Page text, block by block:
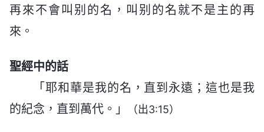
再來不會叫别的名，叫别的名就不是主的再
來。
聖經中的話
「耶和華是我的名，直到永遠；這也是我
的紀念，直到萬代。」
（出3:15）